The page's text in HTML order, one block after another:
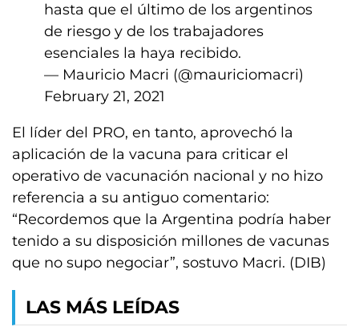
hasta que el último de los argentinos
de riesgo y de los trabajadores
esenciales la haya recibido.
— Mauricio Macri (@mauriciomacri)
February 21, 2021
El líder del PRO, en tanto, aprovechó la
aplicación de la vacuna para criticar el
operativo de vacunación nacional y no hizo
referencia a su antiguo comentario:
“Recordemos que la Argentina podría haber
tenido a su disposición millones de vacunas
que no supo negociar”, sostuvo Macri. (DIB)
LAS MÁS LEÍDAS